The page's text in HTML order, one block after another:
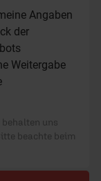
Angaben
der
Weitergabe
uns
beachte beim